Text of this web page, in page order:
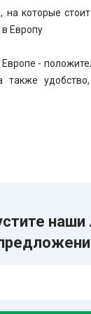
на которые
Европу
-
также
наши